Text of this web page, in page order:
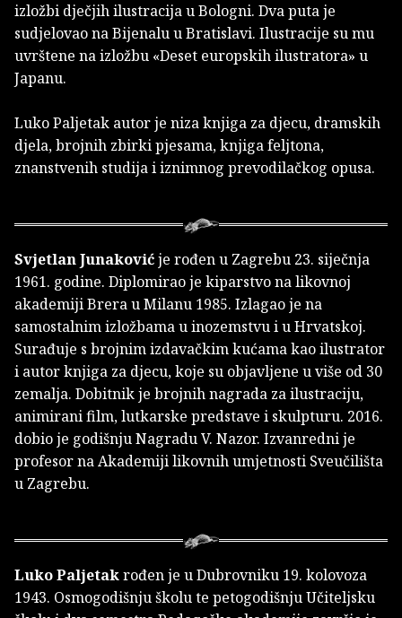
izložbi dječjih ilustracija u Bologni. Dva puta je
sudjelovao na Bijenalu u Bratislavi. Ilustracije su mu
uvrštene na izložbu «Deset europskih ilustratora» u
Japanu.
Luko Paljetak autor je niza knjiga za djecu, dramskih
djela, brojnih zbirki pjesama, knjiga feljtona,
znanstvenih studija i iznimnog prevodilačkog opusa.
Svjetlan Junakovićje rođen u Zagrebu 23. siječnja
1961. godine. Diplomirao je kiparstvo na likovnoj
akademiji Brera u Milanu 1985. Izlagao je na
samostalnim izložbama u inozemstvu i u Hrvatskoj.
Surađuje s brojnim izdavačkim kućama kao ilustrator
i autor knjiga za djecu, koje su objavljene u više od 30
zemalja. Dobitnik je brojnih nagrada za ilustraciju,
animirani film, lutkarske predstave i skulpturu. 2016.
dobio je godišnju Nagradu V. Nazor. Izvanredni je
profesor na Akademiji likovnih umjetnosti Sveučilišta
u Zagrebu.
Luko Paljetakrođen je u Dubrovniku 19. kolovoza
1943. Osmogodišnju školu te petogodišnju Učiteljsku